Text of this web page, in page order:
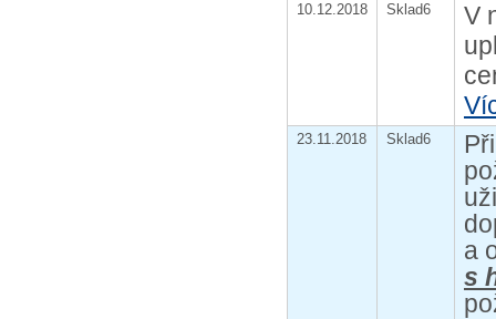
10.12.2018 Sklad6
V
23.11.2018 Sklad6
a
s